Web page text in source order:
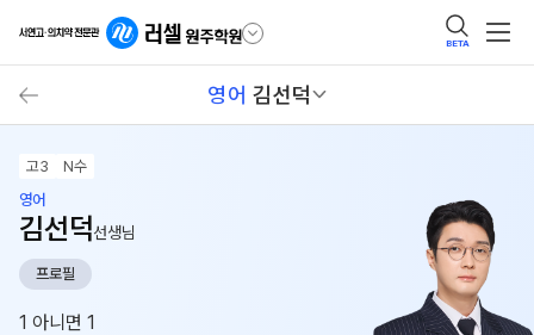
BETA
영어 김선덕
고3
N수
영어
김선덕선생님
프로필
1 아니면 1